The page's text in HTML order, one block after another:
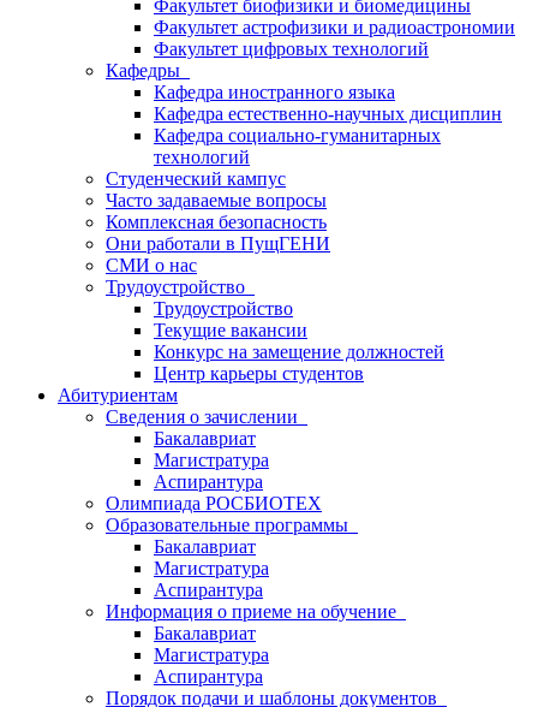
Факультет биофизики и биомедицины
Факультет астрофизики и радиоастрономии
Факультет цифровых технологий
Кафедры
Кафедра иностранного языка
Кафедра естественно-научных дисциплин
Кафедра социально-гуманитарных
технологий
Студенческий кампус
Часто задаваемые вопросы
Комплексная безопасность
Они работали в ПущГЕНИ
СМИ о нас
Трудоустройство
Трудоустройство
Текущие вакансии
Конкурс на замещение должностей
Центр карьеры студентов
Абитуриентам
Сведения о зачислении
Бакалавриат
Магистратура
Аспирантура
Олимпиада РОСБИОТЕХ
Образовательные программы
Бакалавриат
Магистратура
Аспирантура
Информация о приеме на обучение
Бакалавриат
Магистратура
Аспирантура
Порядок подачи и шаблоны документов